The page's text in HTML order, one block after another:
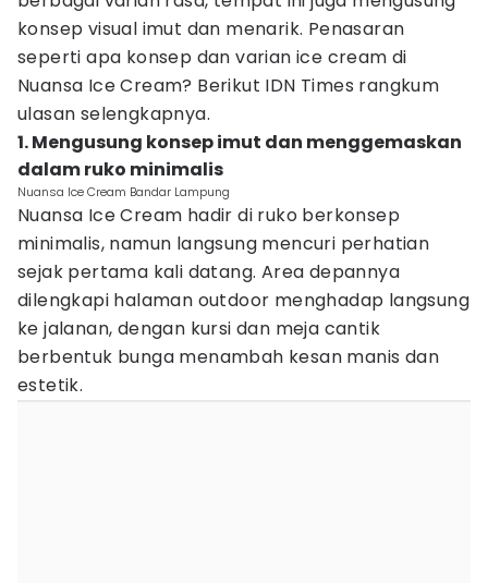
konsep visual imut dan menarik. Penasaran
seperti apa konsep dan varian ice cream di
Nuansa Ice Cream? Berikut IDN Times rangkum
ulasan selengkapnya.
1. Mengusung konsep imut dan menggemaskan
dalam ruko minimalis
Nuansa Ice Cream Bandar Lampung
Nuansa Ice Cream hadir di ruko berkonsep
minimalis, namun langsung mencuri perhatian
sejak pertama kali datang. Area depannya
dilengkapi halaman outdoor menghadap langsung
ke jalanan, dengan kursi dan meja cantik
berbentuk bunga menambah kesan manis dan
estetik.